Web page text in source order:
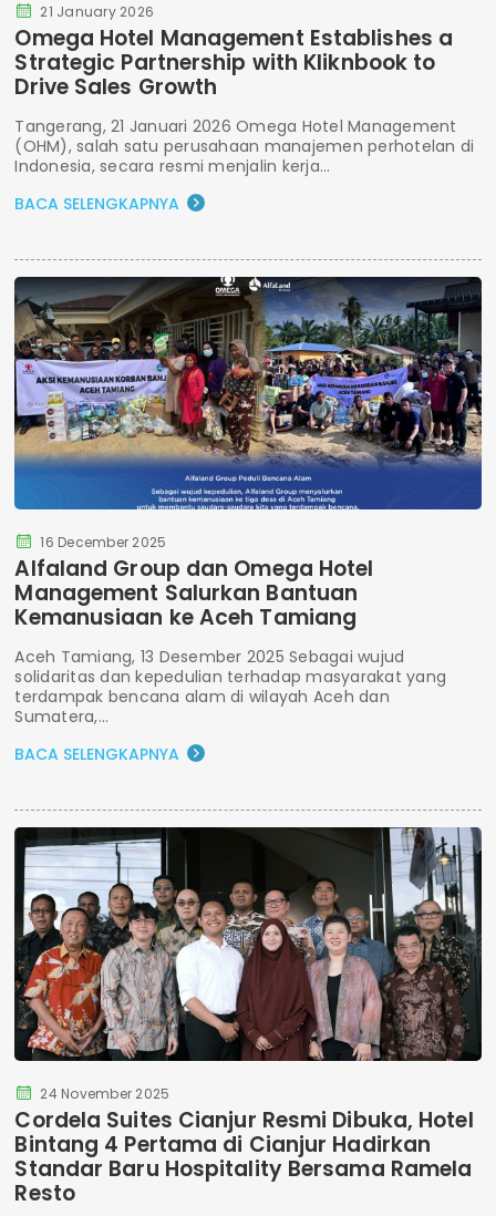
21 January 2026
Omega Hotel Management Establishes a
Strategic Partnership with Kliknbook to
Drive Sales Growth
Tangerang, 21 Januari 2026 Omega Hotel Management
(OHM), salah satu perusahaan manajemen perhotelan di
Indonesia, secara resmi menjalin kerja...
BACA SELENGKAPNYA
16 December 2025
Alfaland Group dan Omega Hotel
Management Salurkan Bantuan
Kemanusiaan ke Aceh Tamiang
Aceh Tamiang, 13 Desember 2025 Sebagai wujud
solidaritas dan kepedulian terhadap masyarakat yang
terdampak bencana alam di wilayah Aceh dan
Sumatera,...
BACA SELENGKAPNYA
24 November 2025
Cordela Suites Cianjur Resmi Dibuka, Hotel
Bintang 4 Pertama di Cianjur Hadirkan
Standar Baru Hospitality Bersama Ramela
Resto